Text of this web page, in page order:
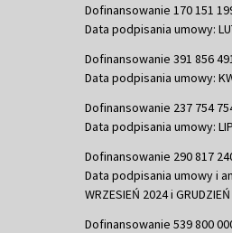
Dofinansowanie 170 151
Data podpisania umowy:
Dofinansowanie 391 856
Data podpisania umowy:
Dofinansowanie 237 754
Data podpisania umowy:
Dofinansowanie 290 817
Data podpisania umowy i
WRZESIEŃ 2024 i
Dofinansowanie 539 800